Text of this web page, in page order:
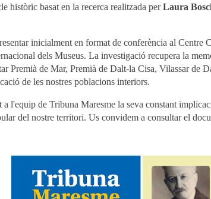
històric basat en la recerca realitzada perLaura
inicialment en format de conferència al Centre
dels Museus. La investigació recupera la
Premià de Mar, Premià de Dalt-la Cisa, Vilassar de
de les nostres poblacions interiors.
a l'equip de Tribuna Maresme la seva constant
del nostre territori. Us convidem a consultar el